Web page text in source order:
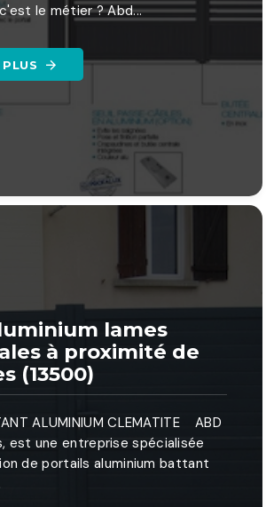
le métier ? Abd...
lames
à proximité de
(13500)
ALUMINIUM CLEMATITE ABD
est une entreprise spécialisée
de portails aluminium battant